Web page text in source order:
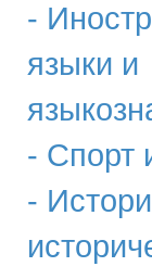
-
языки и
- Спорт
-